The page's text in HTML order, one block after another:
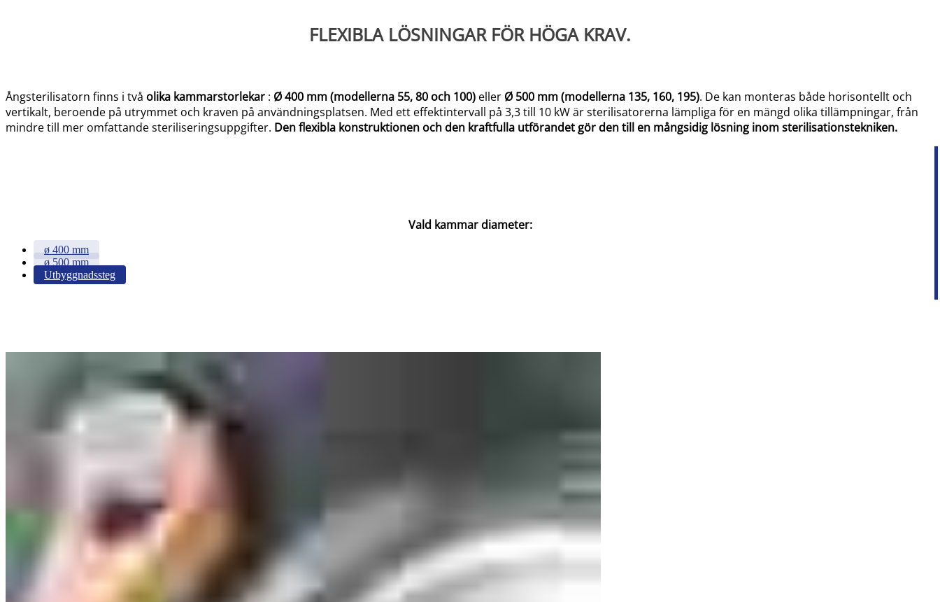
FLEXIBLA LÖSNINGAR FÖR HÖGA KRAV.
Ångsterilisatorn finns i två olika kammarstorlekar : Ø 400 mm (modellerna 55, 80 och 100) eller Ø 500 mm (modellerna 135, 160, 195). De kan monteras både horisontellt och
vertikalt, beroende på utrymmet och kraven på användningsplatsen. Med ett effektintervall på 3,3 till 10 kW är sterilisatorerna lämpliga för en mängd olika tillämpningar, från
mindre till mer omfattande steriliseringsuppgifter. Den flexibla konstruktionen och den kraftfulla utförandet gör den till en mångsidig lösning inom sterilisationstekniken.
Vald kammar diameter:
ø 400 mm
ø 500 mm
Utbyggnadssteg